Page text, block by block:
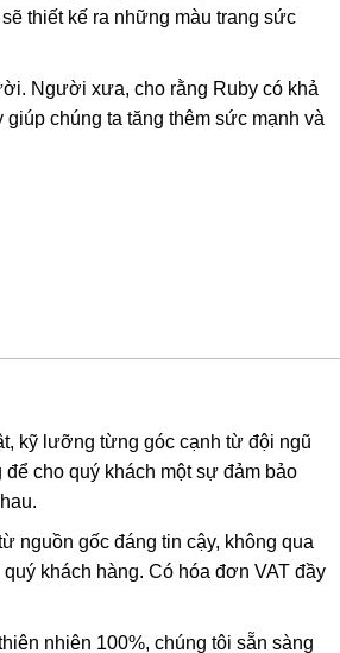
thiết kế ra những màu trang sức
Người xưa, cho rằng Ruby có khả
chúng ta tăng thêm sức mạnh và
kỹ lưỡng từng góc cạnh từ đội ngũ
cho quý khách một sự đảm bảo
nguồn gốc đáng tin cậy, không qua
khách hàng. Có hóa đơn VAT đầy
nhiên 100%, chúng tôi sẵn sàng